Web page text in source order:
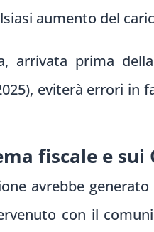
aumento del
arrivata prima
eviterà errori in
fiscale e sui
avrebbe
con il